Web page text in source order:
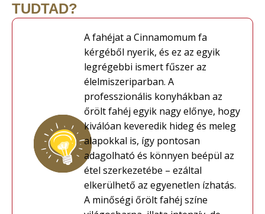
TUDTAD?
A fahéjat a Cinnamomum fa
kérgéből nyerik, és ez az egyik
legrégebbi ismert fűszer az
élelmiszeriparban. A
professzionális konyhákban az
őrölt fahéj egyik nagy előnye, hogy
kiválóan keveredik hideg és meleg
alapokkal is, így pontosan
adagolható és könnyen beépül az
étel szerkezetébe – ezáltal
elkerülhető az egyenetlen ízhatás.
A minőségi őrölt fahéj színe